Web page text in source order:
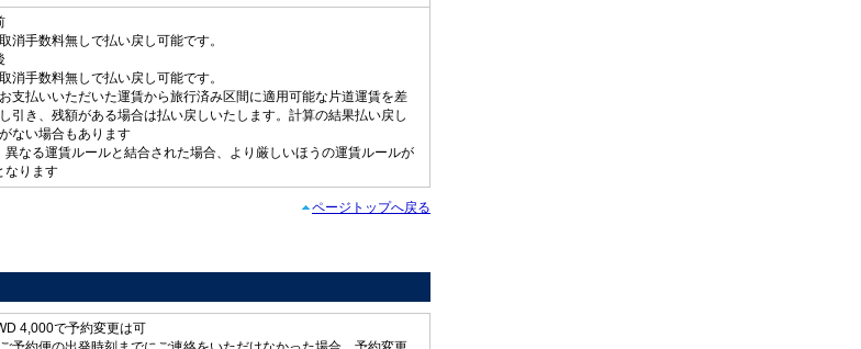
取消手数料無しで払い戻し可能です。
取消手数料無しで払い戻し可能です。
お支払いいただいた運賃から旅行済み区間に適用可能な片道運賃を差
し引き、残額がある場合は払い戻しいたします。計算の結果払い戻し
がない場合もあります
異なる運賃ルールと結合された場合、より厳しいほうの運賃ルールが
なります
ページトップへ戻る
4,000で予約変更は可